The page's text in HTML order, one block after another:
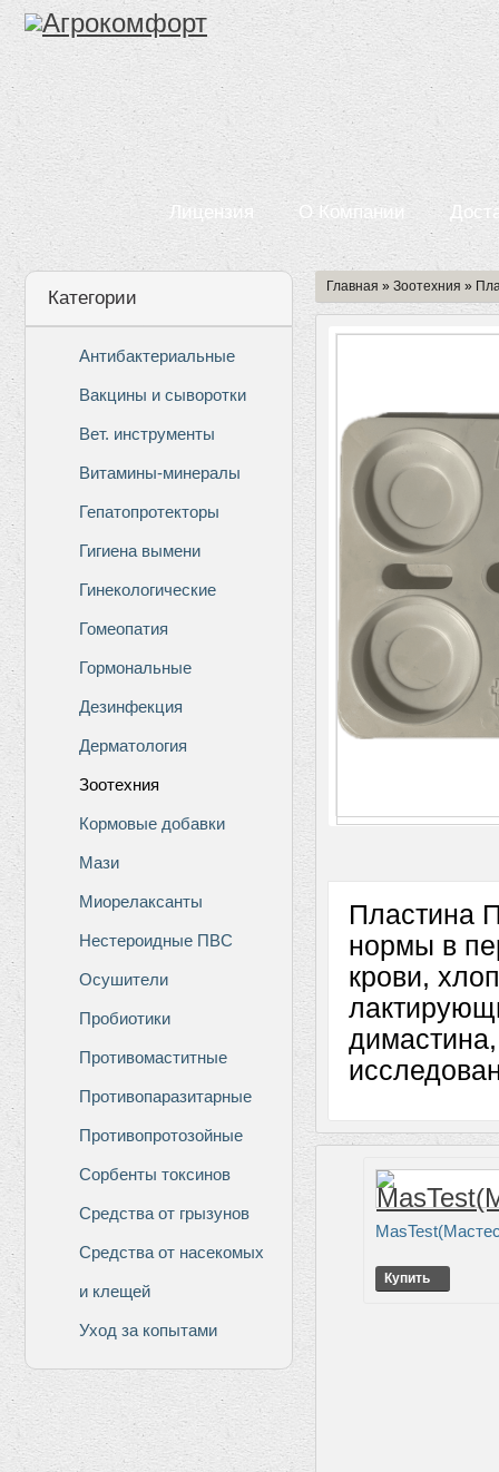
Лицензия О Компании
Категории
Антибактериальные
Вакцины и сыворотки
Вет. инструменты
Витамины-минералы
Гепатопротекторы
Гигиена вымени
Гинекологические
Гомеопатия
Гормональные
Дезинфекция
Дерматология
Зоотехния
Кормовые добавки
Мази
Миорелаксанты
Нестероидные ПВС
Осушители
Пробиотики
Противомаститные
Противопаразитарные
Противопротозойные
Сорбенты токсинов
Средства от грызунов
Средства от насекомых
и клещей
Уход за копытами
Главная » Зоотехния »
Пластина
нормы в
крови,
Купить